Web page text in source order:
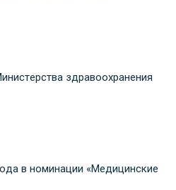
здравоохранения
в номинации «Медицинские